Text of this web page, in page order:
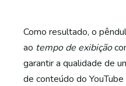
Como resultado, o
ao tempo de exibição
garantir a qualidade de
de conteúdo do